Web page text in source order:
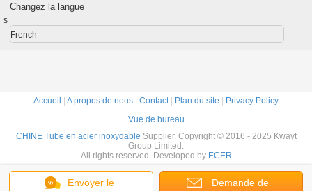
Envoyer le Demande de
Changez la langue
s
French
Accueil | A propos de nous | Contact| Plan du site | Privacy Policy
Vue de bureau
CHINE Tube en acier inoxydable Supplier. Copyright © 2016 - 2025 Kwayt
Group Limited.
All rights reserved. Developed by ECER